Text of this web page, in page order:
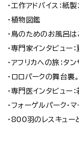
・工作アドバイス：紙
・植物図鑑
・鳥のためのお風呂は
・専門家インタビュー
・アフリカへの旅：タ
・ロロパークの舞台裏
・専門医インタビュー
・フォーゲルパーク・
・800羽のレスキュー